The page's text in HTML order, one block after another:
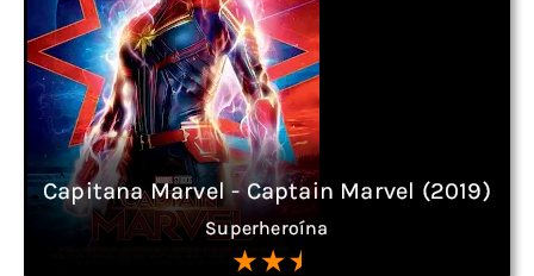
Capitana Marvel - Captain Marvel (2019)
Superheroína